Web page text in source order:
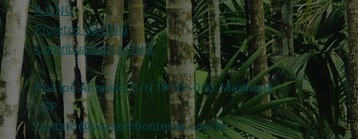
A ONG
Projetos da ONG
Contribua com a ONG
Rua Ipê Amarelo, S/N 18120-000, Mairinque
- SP
contato@pazsemfronteiras.com.br